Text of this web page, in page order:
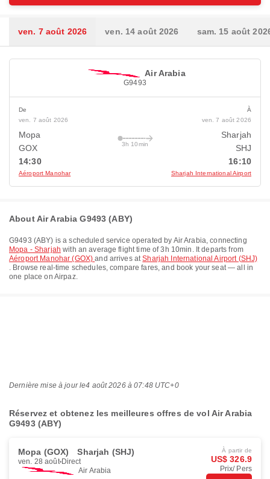
ven. 7 août 2026 ven. 14 août 2026 sam. 15 août
Air Arabia
G9493
De
ven. 7 août 2026
Mopa
GOX
14:30
Aéroport Manohar
3h 10min
À
ven. 7 août 2026
Sharjah
SHJ
16:10
Sharjah International Airport
About Air Arabia G9493 (ABY)
G9493 (ABY) is a scheduled service operated by Air Arabia, connecting
Mopa - Sharjah with an average flight time of3h 10min . It departs from
Aéroport Manohar (GOX)and arrives atSharjah International Airport (SHJ)
. Browse real-time schedules, compare fares, and book your seat — all in
one place on Airpaz.
Dernière mise à jour le4 août 2026 à 07:48 UTC+0
Réservez et obtenez les meilleures offres de vol Air Arabia
G9493 (ABY)
Mopa (GOX) Sharjah (SHJ)
ven. 28 août Direct
Air Arabia
À partir de
US$ 326.9
Prix/ Pers